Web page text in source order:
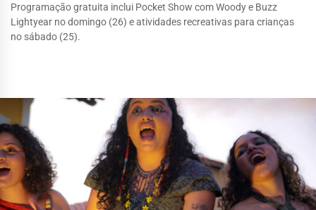
Programação gratuita inclui Pocket Show com Woody e Buzz
Lightyear no domingo (26) e atividades recreativas para crianças
no sábado (25).